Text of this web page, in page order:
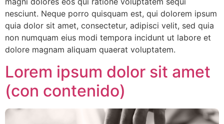
nesciunt. Neque porro quisquam est, qui dolorem ipsum
quia dolor sit amet, consectetur, adipisci velit, sed quia
non numquam eius modi tempora incidunt ut labore et
dolore magnam aliquam quaerat voluptatem.
Lorem ipsum dolor sit amet
(con contenido)